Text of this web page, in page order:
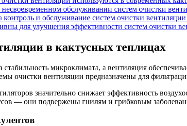
обслуживании систем очистки
и обслуживание систем очистки
для улучшения эффективности систем очистки
в кактусных теплицах
микроклимата, а вентиляция
очистки вентиляции предназначены для
значительно снижает эффективность
— они подвержены гнилям и грибковым